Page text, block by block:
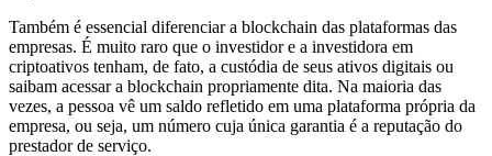
Também é essencial diferenciar a blockchain das plataformas das
empresas. É muito raro que o investidor e a investidora em
criptoativos tenham, de fato, a custódia de seus ativos digitais ou
saibam acessar a blockchain propriamente dita. Na maioria das
vezes, a pessoa vê um saldo refletido em uma plataforma própria da
empresa, ou seja, um número cuja única garantia é a reputação do
prestador de serviço.